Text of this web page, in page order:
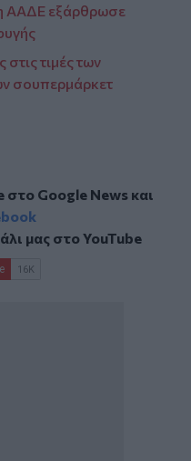
ΑΑΔΕ εξάρθρωσε
τιμές των
σουπερμάρκετ
στο Google Newsκαι
μας στοYouTube